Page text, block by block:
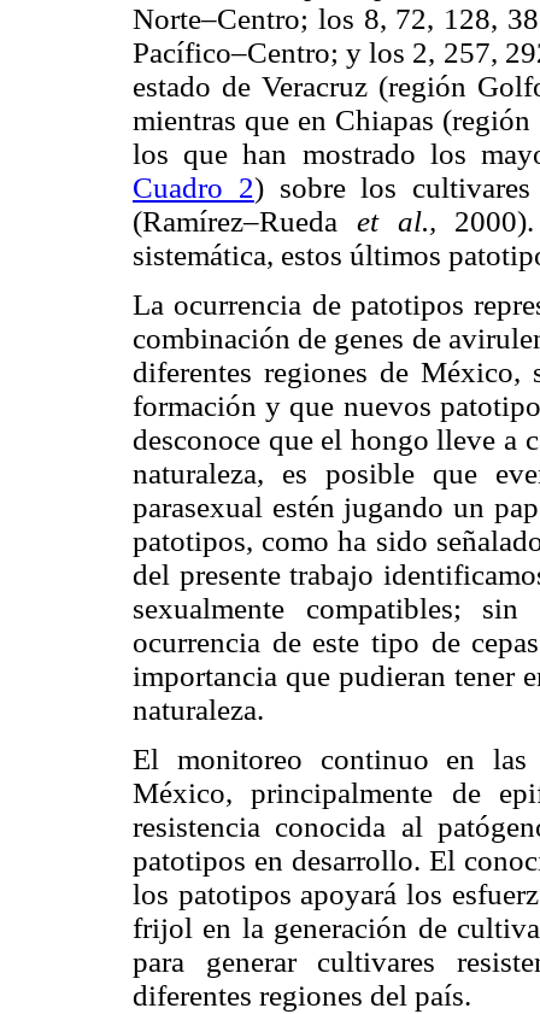
Norte–Centro; los 8, 72, 128,
Pacífico–Centro; y los 2, 257,
estado de Veracruz (región
mientras que en Chiapas
los que han mostrado los
Cuadro 2) sobre los
(Ramírez–Rueda et al.,
sistemática, estos últimos
La ocurrencia de patotipos
combinación de genes de
diferentes regiones de México,
formación y que nuevos
desconoce que el hongo lleve a
naturaleza, es posible que
parasexual estén jugando un
patotipos, como ha sido
del presente trabajo
sexualmente compatibles;
ocurrencia de este tipo de
importancia que pudieran tener
naturaleza.
El monitoreo continuo en
México, principalmente de
resistencia conocida al
patotipos en desarrollo. El
los patotipos apoyará los
frijol en la generación de
para generar cultivares
diferentes regiones del país.